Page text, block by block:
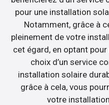
pour une installation
Notamment, grâce à
pleinement de votre
cet égard, en optant
choix d’un service
installation solaire
grâce à cela, vous
votre